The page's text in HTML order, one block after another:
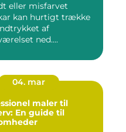
eller misfarvet
kan hurtigt trække
af
ned....
04. mar
maler til
En guide til